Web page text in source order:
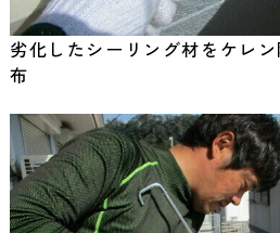
劣化したシーリング材をケレ
布